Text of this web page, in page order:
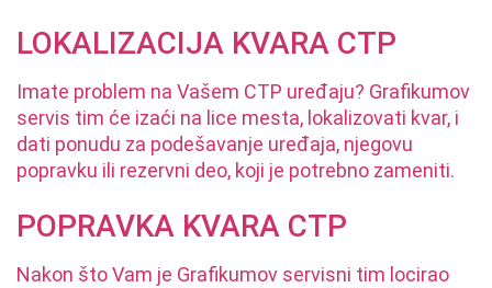
LOKALIZACIJA KVARA CTP
Imate problem na Vašem CTP uređaju? Grafikumov
servis tim će izaći na lice mesta, lokalizovati kvar, i
dati ponudu za podešavanje uređaja, njegovu
popravku ili rezervni deo, koji je potrebno zameniti.
POPRAVKA KVARA CTP
Nakon što Vam je Grafikumov servisni tim locirao